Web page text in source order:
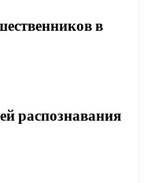
в
распознавания